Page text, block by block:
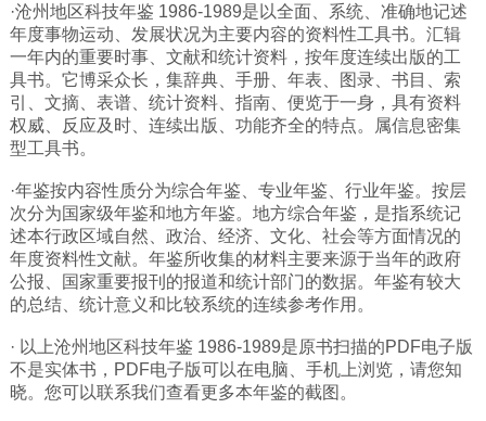
山西
黑龙江
吉林
辽宁
内蒙
青海
新疆
天津
北京
甘肃
·沧州地区科技年鉴 1986-1989是以全面、系统、准确地记述
年度事物运动、发展状况为主要内容的资料性工具书。汇辑
一年内的重要时事、文献和统计资料，按年度连续出版的工
具书。它博采众长，集辞典、手册、年表、图录、书目、索
引、文摘、表谱、统计资料、指南、便览于一身，具有资料
权威、反应及时、连续出版、功能齐全的特点。属信息密集
型工具书。
·年鉴按内容性质分为综合年鉴、专业年鉴、行业年鉴。按层
次分为国家级年鉴和地方年鉴。地方综合年鉴，是指系统记
述本行政区域自然、政治、经济、文化、社会等方面情况的
年度资料性文献。年鉴所收集的材料主要来源于当年的政府
公报、国家重要报刊的报道和统计部门的数据。年鉴有较大
的总结、统计意义和比较系统的连续参考作用。
· 以上沧州地区科技年鉴 1986-1989是原书扫描的PDF电子版
不是实体书，PDF电子版可以在电脑、手机上浏览，请您知
晓。您可以联系我们查看更多本年鉴的截图。